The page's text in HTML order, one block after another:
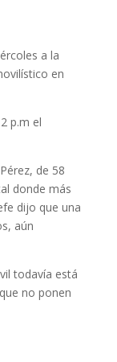
a la
en
p.m el
de 58
donde más
dijo que una
aún
todavía está
no ponen